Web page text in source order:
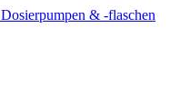
Dosierpumpen & -flaschen